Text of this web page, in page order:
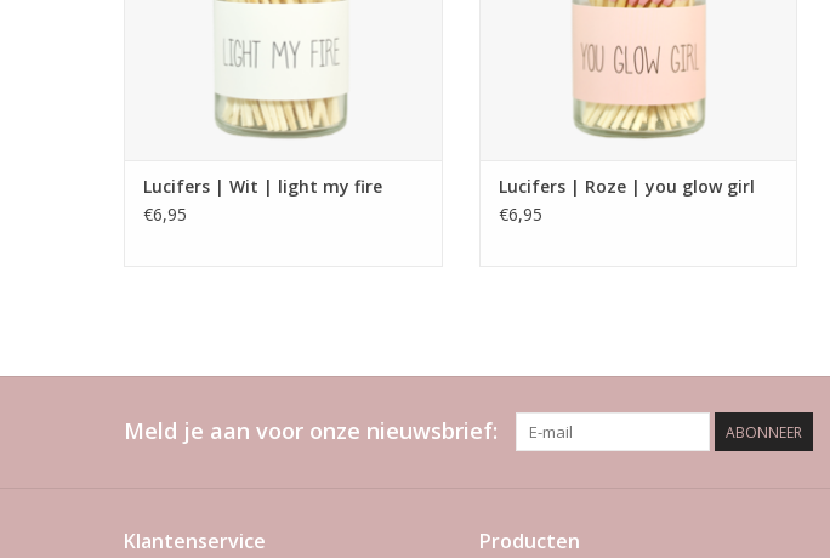
Lucifers | Wit | light my fire
€6,95
Lucifers | Roze | you glow girl
€6,95
Meld je aan voor onze nieuwsbrief: ABONNEER
Klantenservice Producten